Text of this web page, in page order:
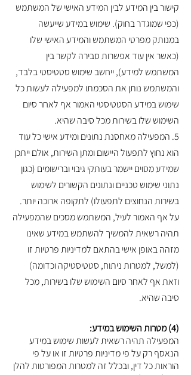
קישור בין המידע לבין המידע האישי של המשתמש
(כפי שמוגדר בחוק). שימוש במידע שייעשה
במנותק מפרטי המשתמש והמידע האישי שלו
(כאשר אין עוד אפשרות סבירה לקשר בין
המשתמש למידע), ייחשב שימוש סטטיסטי בלבד,
והמשתמש נותן את הסכמתו למפעילה לעשות כל
שימוש במידע הסטטיסטי האמור אף לאחר סיום
השימוש שלו בשירות מכל סיבה שהיא.
5. המפעילה מאחסנת נתונים ומידע אישי כל עוד
הוא נחוץ לתפעול היישום ומתן השירות, אולם ייתכן
שמידע מסוים יישמר בעותקי גיבוי וברישומים (כגון
נתוני שימוש טכניים ונתונים הקשורים לשימוש
בשירות הנחוצים לתפעולו) לתקופה ארוכה יותר.
על אף האמור לעיל, המשתמש מסכים שהמפעילה
תהיה רשאית להמשיך להשתמש במידע שאינו
מזהה באופן אישי בהתאם למדיניות פרטיות זו
(למשל, למטרות ניתוח, סטטיסטיקה וכדומה)
וזאת אף לאחר סיום השימוש שלו בשירות, מכל
סיבה שהיא.
(4) מטרות השימוש במידע:
המפעילה תהיה רשאית לעשות שימוש במידע
הנאסף רק על פי מדיניות פרטיות זו או על פי
הוראות כל דין, ובכלל זה למטרות המפורטות להלן